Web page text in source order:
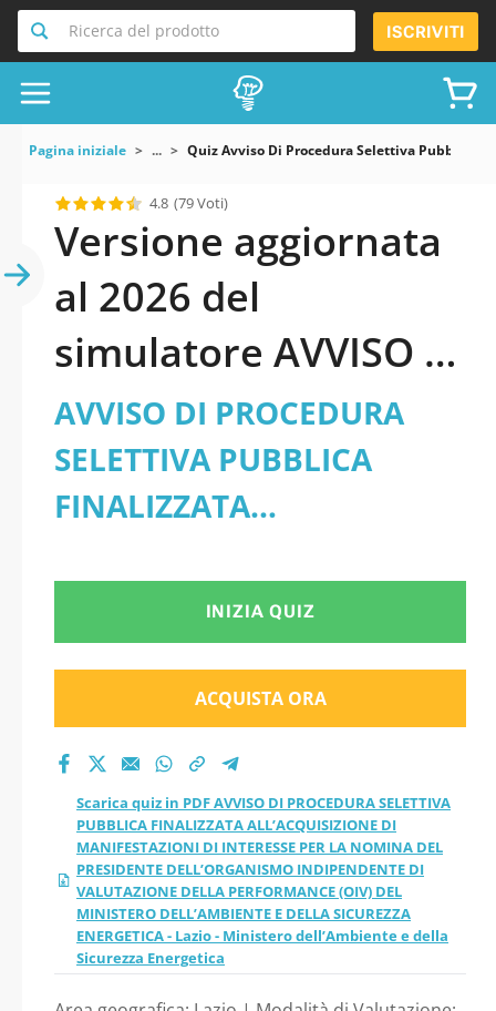
Ricerca del prodotto ISCRIVITI
Pagina iniziale ... Quiz Avviso Di Procedura Selettiva Pubblica
4.8 (79 Voti)
Versione aggiornata
al 2026 del
simulatore AVVISO DI
PROCEDURA
SELETTIVA PUBBLICA
FINALIZZATA
ALL’ACQUISIZIONE DI
MANIFESTAZIONI DI
INTERESSE PER LA
NOMINA DEL
PRESIDENTE
DELL’ORGANISMO
INDIPENDENTE DI
VALUTAZIONE DELLA
AVVISO DI PROCEDURA
SELETTIVA PUBBLICA
FINALIZZATA
MANIFESTAZIONI DI
INTERESSE PER LA
NOMINA DEL PRESIDENTE
DELL’ORGANISMO
INDIPENDENTE DI
VALUTAZIONE DELLA
PERFORMANCE (OIV) DEL
MINISTERO
DELL’AMBIENTE E DELLA
INIZIA QUIZ
ACQUISTA ORA
Scarica quiz in PDF AVVISO DI PROCEDURA SELETTIVA
PUBBLICA FINALIZZATA ALL’ACQUISIZIONE DI
MANIFESTAZIONI DI INTERESSE PER LA NOMINA DEL
PRESIDENTE DELL’ORGANISMO INDIPENDENTE DI
VALUTAZIONE DELLA PERFORMANCE (OIV) DEL
MINISTERO DELL’AMBIENTE E DELLA SICUREZZA
ENERGETICA - Lazio - Ministero dell’Ambiente e della
Sicurezza Energetica